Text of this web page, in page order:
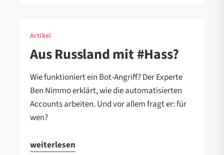
Artikel
Aus Russland mit #Hass?
Wie funktioniert ein Bot-Angriff? Der Experte
Ben Nimmo erklärt, wie die automatisierten
Accounts arbeiten. Und vor allem fragt er: für
wen?
weiterlesen